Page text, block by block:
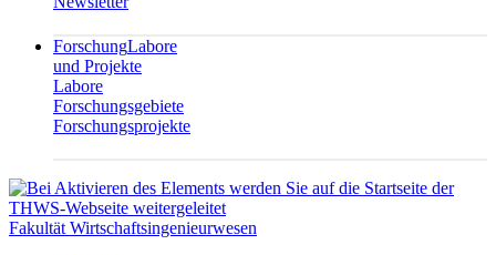
ForschungLabore
und Projekte
Labore
Forschungsgebiete
Forschungsprojekte
Fakultät Wirtschaftsingenieurwesen